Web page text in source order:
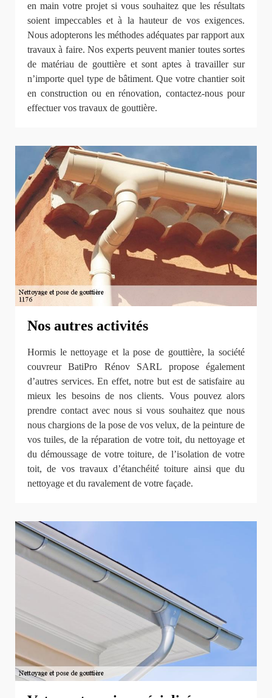
en main votre projet si vous souhaitez que les résultats
soient impeccables et à la hauteur de vos exigences.
Nous adopterons les méthodes adéquates par rapport aux
travaux à faire. Nos experts peuvent manier toutes sortes
de matériau de gouttière et sont aptes à travailler sur
n’importe quel type de bâtiment. Que votre chantier soit
en construction ou en rénovation, contactez-nous pour
effectuer vos travaux de gouttière.
Nos autres activités
Hormis le nettoyage et la pose de gouttière, la société
couvreur BatiPro Rénov SARL propose également
d’autres services. En effet, notre but est de satisfaire au
mieux les besoins de nos clients. Vous pouvez alors
prendre contact avec nous si vous souhaitez que nous
nous chargions de la pose de vos velux, de la peinture de
vos tuiles, de la réparation de votre toit, du nettoyage et
du démoussage de votre toiture, de l’isolation de votre
toit, de vos travaux d’étanchéité toiture ainsi que du
nettoyage et du ravalement de votre façade.